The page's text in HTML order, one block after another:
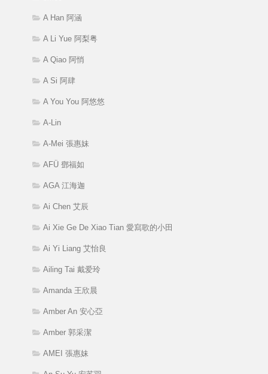
A Han 阿涵
A Li Yue 阿梨粤
A Qiao 阿悄
A Si 阿肆
A You You 阿悠悠
A-Lin
A-Mei 張惠妹
AFÜ 鄧福如
AGA 江海迦
Ai Chen 艾辰
Ai Xie Ge De Xiao Tian 愛寫歌的小田
Ai Yi Liang 艾怡良
Ailing Tai 戴爱玲
Amanda 王欣晨
Amber An 安心亞
Amber 郭采潔
AMEI 張惠妹